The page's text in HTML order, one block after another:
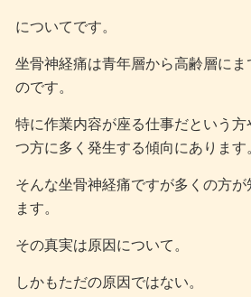
についてです。
坐骨神経痛は青年層から高齢層にま
のです。
特に作業内容が座る仕事だという
つ方に多く発生する傾向にあります
そんな坐骨神経痛ですが多くの方が
ます。
その真実は原因について。
しかもただの原因ではない。